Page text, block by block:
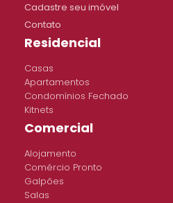
Cadastre seu imóvel
Contato
Residencial
Casas
Apartamentos
Condomínios Fechado
Kitnets
Comercial
Alojamento
Comércio Pronto
Galpões
Salas